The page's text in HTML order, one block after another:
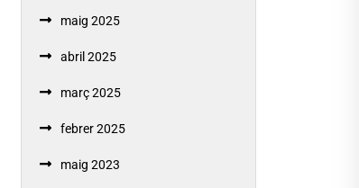
maig 2025
abril 2025
març 2025
febrer 2025
maig 2023